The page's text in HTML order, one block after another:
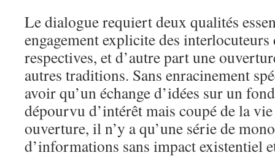
Le dialogue requiert deux qualités
engagement explicite des
respectives, et d’autre part une
autres traditions. Sans enracinement
avoir qu’un échange d’idées sur un
dépourvu d’intérêt mais coupé de la
ouverture, il n’y a qu’une série de
d’informations sans impact existentiel